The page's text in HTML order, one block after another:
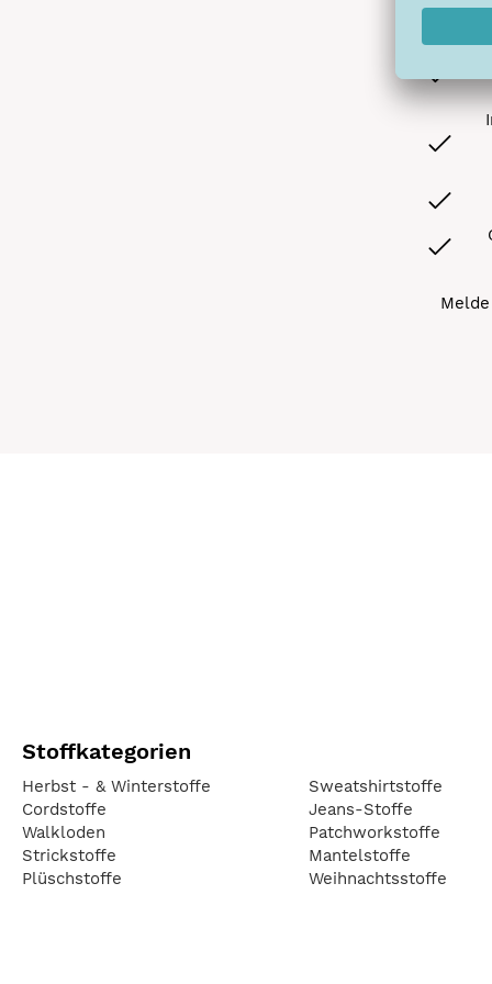
Stoffkategorien
Herbst - & Winterstoffe
Cordstoffe
Walkloden
Strickstoffe
Plüschstoffe
Sweatshirtstoffe
Jeans-Stoffe
Patchworkstoffe
Mantelstoffe
Weihnachtsstoffe